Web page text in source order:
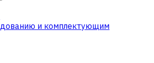
и комплектующим